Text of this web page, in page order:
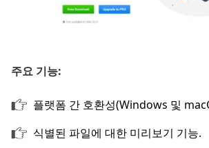
주요 기능:
플랫폼 간 호환성(Windows 및
식별된 파일에 대한 미리보기 기능.